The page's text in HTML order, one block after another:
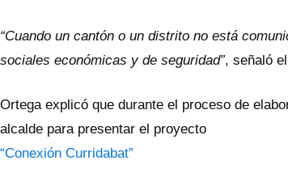
“Cuando un cantón o un distrito no está
sociales económicas y de seguridad”, señaló
Ortega explicó que durante el proceso de
alcalde para presentar el proyecto
“Conexión Curridabat”